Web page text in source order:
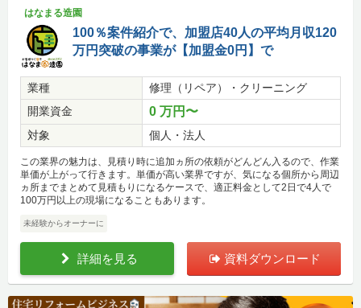
はなまる造園
100％案件紹介で、加盟店40人の平均月収120
万円突破の事業が【加盟金0円】で
業種
修理（リペア）・クリーニング
開業資金
0 万円〜
対象 個人・法人
この業界の魅力は、見積り時に追加ヵ所の依頼がどんどん入るので、作業
単価が上がって行きます。単価が高い業界ですが、気になる個所から周辺
ヵ所までまとめて見積もりになるケースで、適正料金として2日で4人で
100万円以上の現場になることもあります。
未経験からオーナーに
詳細を見る 資料ダウンロード